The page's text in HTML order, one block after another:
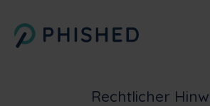
Rechtlicher